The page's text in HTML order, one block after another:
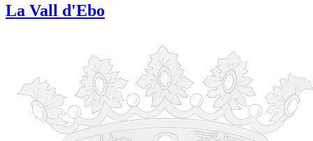
La Vall d'Ebo